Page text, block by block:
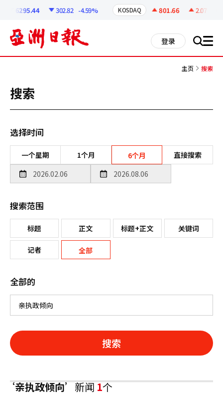
6295.44 302.82 -4.59% KOSDAQ 801.66 2.07
登录 搜 all
主页 搜索
搜索
选择时间
一个星期 1个月 6个月 直接搜索
搜索范围
标题 正文 标题+正文 关键词
记者 全部
全部的
搜索
‘亲执政倾向’新闻1个